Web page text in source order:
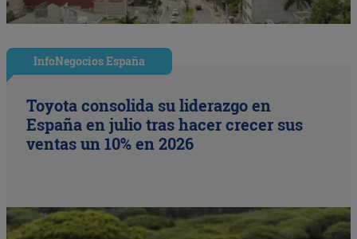
InfoNegocios España
Toyota consolida su liderazgo en
España en julio tras hacer crecer sus
ventas un 10% en 2026